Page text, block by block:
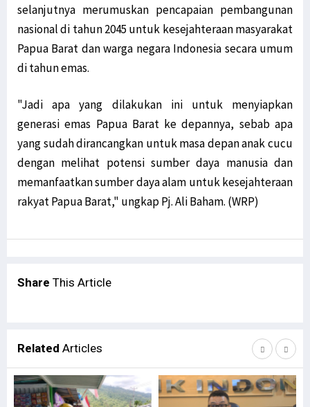
selanjutnya merumuskan pencapaian pembangunan
nasional di tahun 2045 untuk kesejahteraan masyarakat
Papua Barat dan warga negara Indonesia secara umum
di tahun emas.
"Jadi apa yang dilakukan ini untuk menyiapkan
generasi emas Papua Barat ke depannya, sebab apa
yang sudah dirancangkan untuk masa depan anak cucu
dengan melihat potensi sumber daya manusia dan
memanfaatkan sumber daya alam untuk kesejahteraan
rakyat Papua Barat," ungkap Pj. Ali Baham. (WRP)
Share This Article
Related Articles